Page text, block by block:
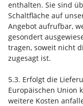
enthalten. Sie sind
Schaltfläche auf
Angebot aufrufbar,
gesondert
tragen, soweit nicht
zugesagt ist.
5.3. Erfolgt die
Europäischen Union
weitere Kosten